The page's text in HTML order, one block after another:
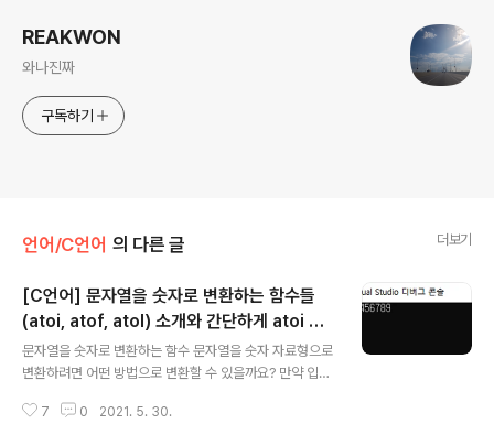
REAKWON
와나진짜
구독하기
언어/C언어 의 다른 글 더보기
[C언어] 문자열을 숫자로 변환하는 함수들
(atoi, atof, atol) 소개와 간단하게 atoi 구
현
문자열을 숫자로 변환하는 함수 문자열을 숫자 자료형으로
변환하려면 어떤 방법으로 변환할 수 있을까요? 만약 입력
로 변환할 수 있습니다. #include int my_atoi(const ch
7 0 2021. 5. 30.